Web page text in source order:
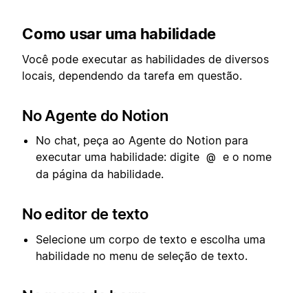
Como usar uma habilidade
Você pode executar as habilidades de diversos
locais, dependendo da tarefa em questão.
No Agente do Notion
No chat, peça ao Agente do Notion para
executar uma habilidade: digite @
e o nome
da página da habilidade.
No editor de texto
Selecione um corpo de texto e escolha uma
habilidade no menu de seleção de texto.